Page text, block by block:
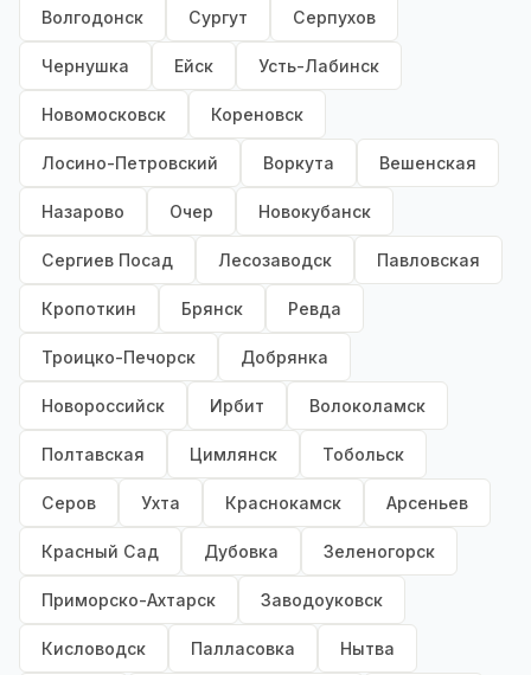
Волгодонск Сургут Серпухов
Чернушка Ейск Усть-Лабинск
Новомосковск Кореновск
Лосино-Петровский Воркута Вешенская
Назарово Очер Новокубанск
Сергиев Посад Лесозаводск Павловская
Кропоткин Брянск Ревда
Троицко-Печорск Добрянка
Новороссийск Ирбит Волоколамск
Полтавская Цимлянск Тобольск
Серов Ухта Краснокамск Арсеньев
Красный Сад Дубовка Зеленогорск
Приморско-Ахтарск Заводоуковск
Кисловодск Палласовка Нытва